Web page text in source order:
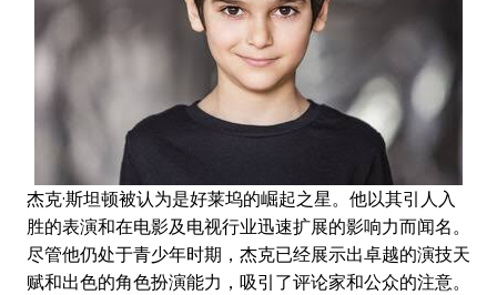
杰克·斯坦顿被认为是好莱坞的崛起之星。他以其引人入
胜的表演和在电影及电视行业迅速扩展的影响力而闻名。
尽管他仍处于青少年时期，杰克已经展示出卓越的演技天
赋和出色的角色扮演能力，吸引了评论家和公众的注意。